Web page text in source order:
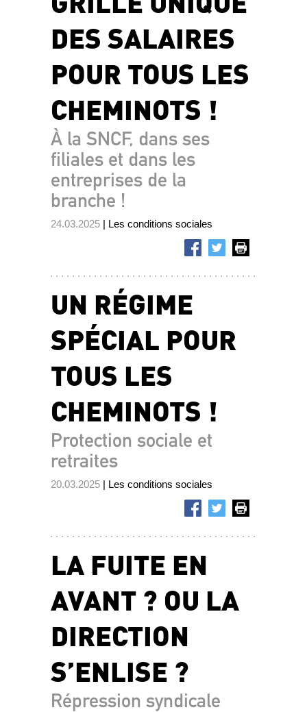
DES SALAIRES
POUR TOUS LES
CHEMINOTS !
À la SNCF, dans ses
filiales et dans les
entreprises de la
branche !
24.03.2025 | Les conditions sociales
UN RÉGIME
SPÉCIAL POUR
TOUS LES
CHEMINOTS !
Protection sociale et
retraites
20.03.2025 | Les conditions sociales
LA FUITE EN
AVANT ? OU LA
DIRECTION
S’ENLISE ?
Répression syndicale